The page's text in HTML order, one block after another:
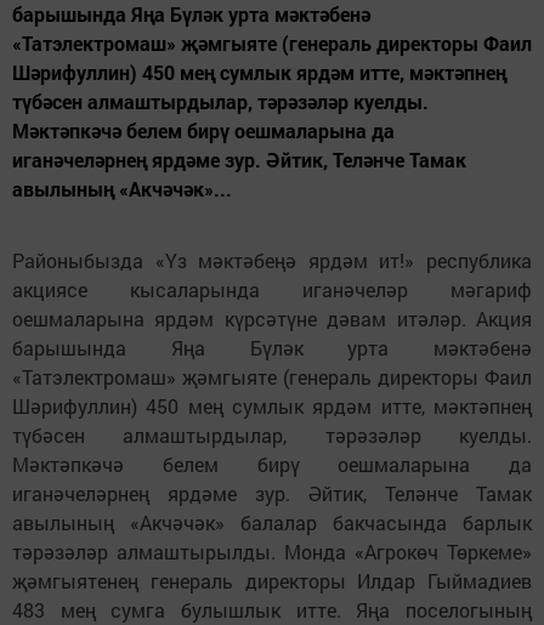
барышында Яңа Бүләк урта мәктәбенә
«Татэлектромаш» җәмгыяте (генераль директоры Фаил
Шәрифуллин) 450 мең сумлык ярдәм итте, мәктәпнең
түбәсен алмаштырдылар, тәрәзәләр куелды.
Мәктәпкәчә белем бирү оешмаларына да
иганәчеләрнең ярдәме зур. Әйтик, Теләнче Тамак
авылының «Акчәчәк»...
Районыбызда «Үз мәктәбеңә ярдәм ит!» республика
акциясе кысаларында иганәчеләр мәгариф
оешмаларына ярдәм күрсәтүне дәвам итәләр. Акция
барышында Яңа Бүләк урта мәктәбенә
«Татэлектромаш» җәмгыяте (генераль директоры Фаил
Шәрифуллин) 450 мең сумлык ярдәм итте, мәктәпнең
түбәсен алмаштырдылар, тәрәзәләр куелды.
Мәктәпкәчә белем бирү оешмаларына да
иганәчеләрнең ярдәме зур. Әйтик, Теләнче Тамак
авылының «Акчәчәк» балалар бакчасында барлык
тәрәзәләр алмаштырылды. Монда «Агрокөч Төркеме»
җәмгыятенең генераль директоры Илдар Гыймадиев
483 мең сумга булышлык итте. Яңа поселогының